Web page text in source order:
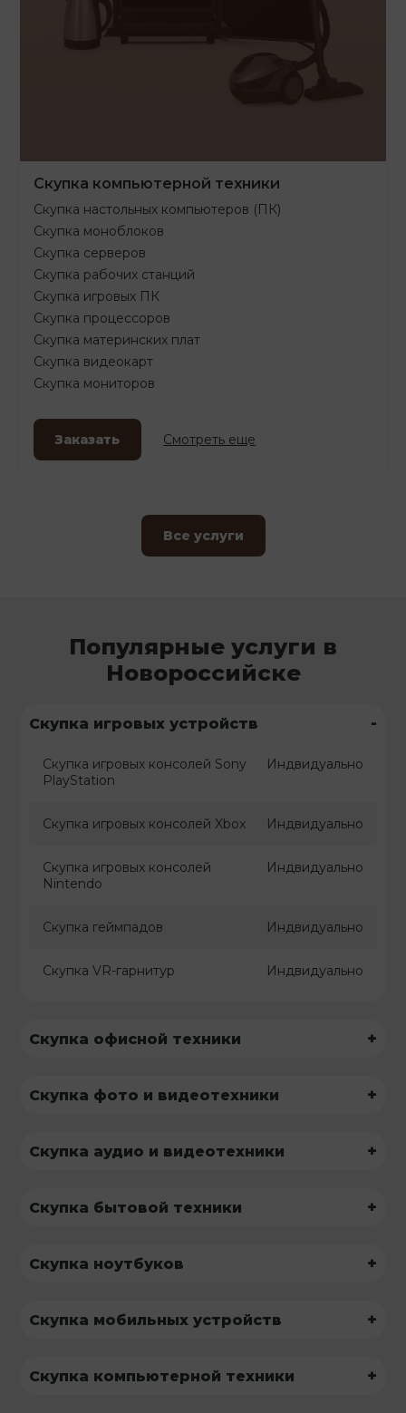
Скупка компьютерной техники
Скупка настольных компьютеров (ПК)
Скупка моноблоков
Скупка серверов
Скупка рабочих станций
Скупка игровых ПК
Скупка процессоров
Скупка материнских плат
Скупка видеокарт
Скупка мониторов
Заказать Смотреть еще
Все услуги
Популярные услуги в
Новороссийске
Скупка игровых устройств -
Скупка игровых консолей Sony
PlayStation
Индвидуально
Скупка игровых консолей Xbox Индвидуально
Скупка игровых консолей
Nintendo
Индвидуально
Скупка геймпадов Индвидуально
Скупка VR-гарнитур Индвидуально
Скупка офисной техники +
Скупка фото и видеотехники +
Скупка аудио и видеотехники +
Скупка бытовой техники +
Скупка ноутбуков +
Скупка мобильных устройств +
Скупка компьютерной техники +